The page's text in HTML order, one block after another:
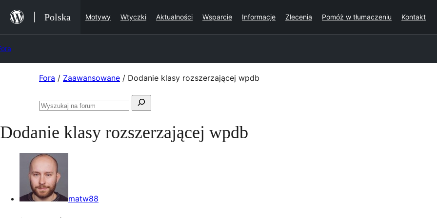
treści
Polska Motywy Wtyczki Aktualności Wsparcie Informacje Zlecenia Pomóż w tłumaczeniu Kontakt
Fora / Zaawansowane / Dodanie klasy rozszerzającej wpdb
Szukaj:
Przeszukaj
Dodanie klasy rozszerzającej wpdb
matw88